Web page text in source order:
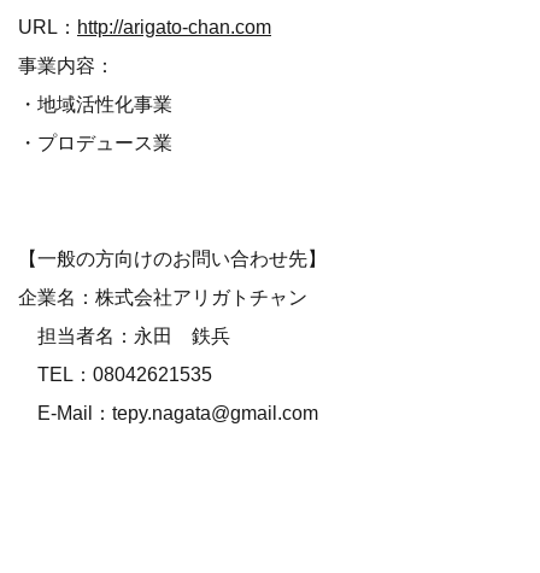
URL： http://arigato-chan.com
事業内容：
・地域活性化事業
・プロデュース業
【一般の方向けのお問い合わせ先】
企業名：株式会社アリガトチャン
担当者名：永田 鉄兵
TEL：08042621535
E-Mail：tepy.nagata@gmail.com